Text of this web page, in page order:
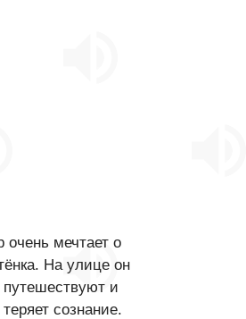
мечтает о
На улице он
и
сознание.